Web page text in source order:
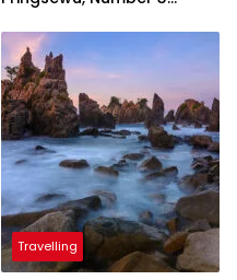
President
Travelling